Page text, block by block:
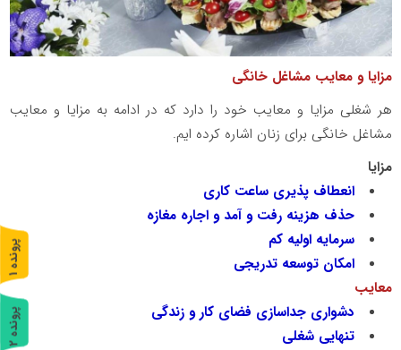
مزایا و معایب مشاغل خانگی
هر شغلی مزایا و معایب خود را دارد که در ادامه به مزایا و معایب
مشاغل خانگی برای زنان اشاره کرده ایم.
مزایا
انعطاف پذیری ساعت کاری
حذف هزینه رفت و آمد و اجاره مغازه
سرمایه اولیه کم
امکان توسعه تدریجی
معایب
دشواری جداسازی فضای کار و زندگی
تنهایی شغلی
پ
ر
و
ن
د
ه
1
پ
ر
و
ن
د
ه
2